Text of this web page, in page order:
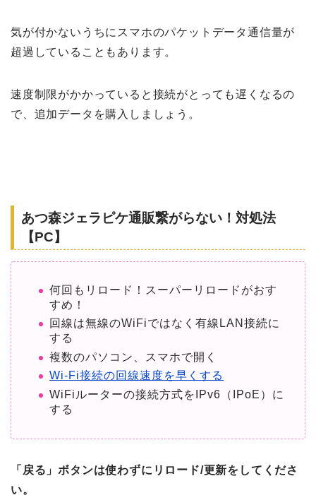
気が付かないうちにスマホのパケットデータ通信量が
超過していることもあります。
速度制限がかかっていると接続がとっても遅くなるの
で、追加データを購入しましょう。
あつ森ジェラピケ通販繋がらない！対処法
【PC】
何回もリロード！スーパーリロードがおす
すめ！
回線は無線のWiFiではなく有線LAN接続に
する
複数のパソコン、スマホで開く
Wi-Fi接続の回線速度を早くする
WiFiルーターの接続方式をIPv6（IPoE）に
する
「戻る」ボタンは使わずにリロード/更新をしてくださ
い。